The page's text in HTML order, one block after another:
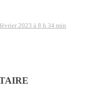
2023 à 8 h 34 min